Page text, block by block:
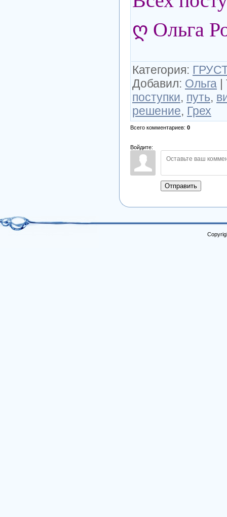
ღ Ольга
Категория:
Добавил: Ольга |
поступки, путь,
решение, Грех
Всего комментариев: 0
Войдите:
Отправить